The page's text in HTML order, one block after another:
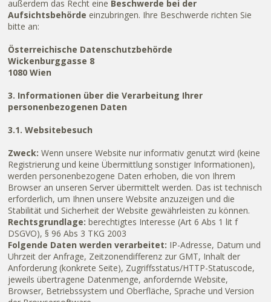
außerdem das Recht eine Beschwerde bei der
Aufsichtsbehörde einzubringen. Ihre Beschwerde richten Sie
bitte an:
Österreichische Datenschutzbehörde
Wickenburggasse 8
1080 Wien
3. Informationen über die Verarbeitung Ihrer
personenbezogenen Daten
3.1. Websitebesuch
Zweck: Wenn unsere Website nur informativ genutzt wird (keine
Registrierung und keine Übermittlung sonstiger Informationen),
werden personenbezogene Daten erhoben, die von Ihrem
Browser an unseren Server übermittelt werden. Das ist technisch
erforderlich, um Ihnen unsere Website anzuzeigen und die
Stabilität und Sicherheit der Website gewährleisten zu können.
Rechtsgrundlage: berechtigtes Interesse (Art 6 Abs 1 lit f
DSGVO), § 96 Abs 3 TKG 2003
Folgende Daten werden verarbeitet: IP-Adresse, Datum und
Uhrzeit der Anfrage, Zeitzonendifferenz zur GMT, Inhalt der
Anforderung (konkrete Seite), Zugriffsstatus/HTTP-Statuscode,
jeweils übertragene Datenmenge, anfordernde Website,
Browser, Betriebssystem und Oberfläche, Sprache und Version